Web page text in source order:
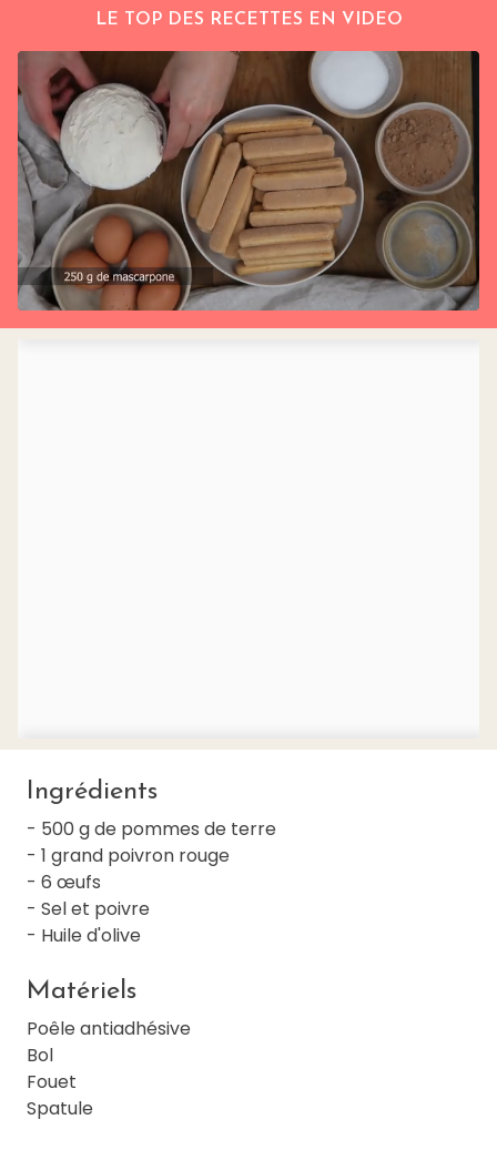
LE TOP DES RECETTES EN VIDEO
Ingrédients
- 500 g de pommes de terre
- 1 grand poivron rouge
- 6 œufs
- Sel et poivre
- Huile d'olive
Matériels
Poêle antiadhésive
Bol
Fouet
Spatule